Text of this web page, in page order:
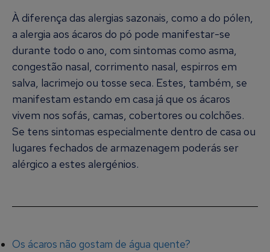
À diferença das alergias sazonais, como a do pólen,
a alergia aos ácaros do pó pode manifestar-se
durante todo o ano, com sintomas como asma,
congestão nasal, corrimento nasal, espirros em
salva, lacrimejo ou tosse seca. Estes, também, se
manifestam estando em casa já que os ácaros
vivem nos sofás, camas, cobertores ou colchões.
Se tens sintomas especialmente dentro de casa ou
lugares fechados de armazenagem poderás ser
alérgico a estes alergénios.
Os ácaros não gostam de água quente?